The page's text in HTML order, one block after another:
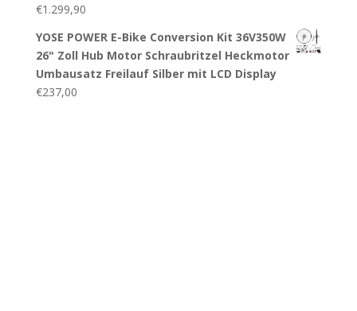
€1.299,90
YOSE POWER E-Bike Conversion Kit 36V350W
26" Zoll Hub Motor Schraubritzel Heckmotor
Umbausatz Freilauf Silber mit LCD Display
€237,00